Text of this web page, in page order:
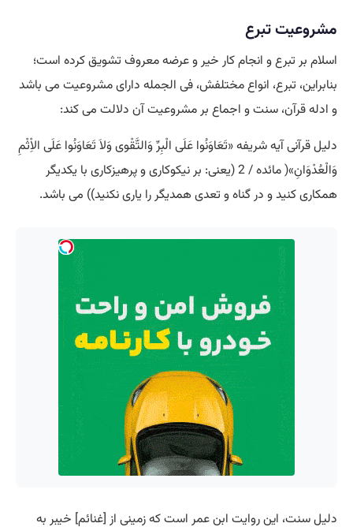
مشروعیت تبرع
اسلام بر تبرع و انجام کار خیر و عرضه معروف تشویق کرده است؛
بنابراین، تبرع، انواع مختلفش، فی الجمله دارای مشروعیت می باشد
و ادله قرآن، سنت و اجماع بر مشروعیت آن دلالت می کند:
دلیل قرآنی آیه شریفه «تَعَاوَنُوا عَلَی الْبِرِّ وَالتَّقْوی وَلاَ تَعَاوَنُوا عَلَی الاِْثْمِ
وَالْعُدْوَانِ»( مائده / 2 (یعنی: بر نیکوکاری و پرهیزکاری با یکدیگر
همکاری کنید و در گناه و تعدی همدیگر را یاری نکنید)) می باشد.
دلیل سنت، این روایت ابن عمر است که زمینی از [غنائم] خیبر به